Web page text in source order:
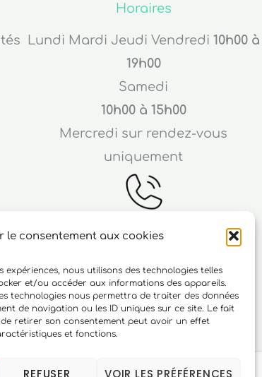
le consentement aux cookies
expériences, nous utilisons des technologies telles
et/ou accéder aux informations des appareils.
technologies nous permettra de traiter des données
de navigation ou les ID uniques sur ce site. Le fait
retirer son consentement peut avoir un effet
et fonctions.
REFUSER VOIR LES PRÉFÉRENCES
Horaires
Lundi Mardi Jeudi Vendredi 10h00 à
19h00
Samedi
10h00 à 15h00
Mercredi sur rendez-vous
uniquement
06 10 15 90 23